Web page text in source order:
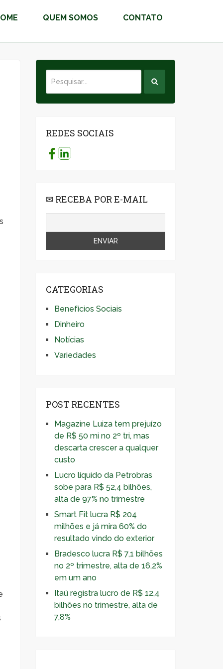
QUEM SOMOS CONTATO
REDES SOCIAIS
✉ RECEBA POR E-MAIL
CATEGORIAS
Benefícios Sociais
Dinheiro
Notícias
Variedades
POST RECENTES
Magazine Luiza tem prejuízo
de R$ 50 mi no 2º tri, mas
descarta crescer a qualquer
custo
Lucro líquido da Petrobras
sobe para R$ 52,4 bilhões,
alta de 97% no trimestre
Smart Fit lucra R$ 204
milhões e já mira 60% do
resultado vindo do exterior
Bradesco lucra R$ 7,1 bilhões
no 2º trimestre, alta de 16,2%
em um ano
Itaú registra lucro de R$ 12,4
bilhões no trimestre, alta de
7,8%